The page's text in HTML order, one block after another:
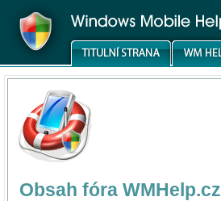
Obsah fóra WMHelp.cz